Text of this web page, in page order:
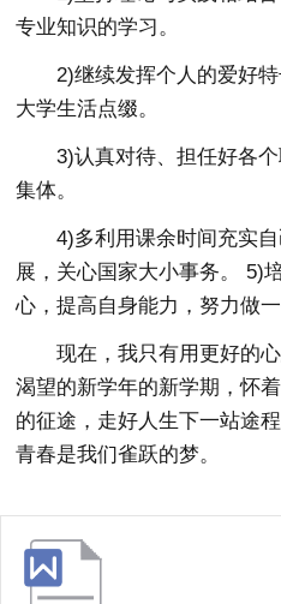
专业知识的学习。
2)继续发挥个人的爱好
大学生活点缀。
3)认真对待、担任好各
集体。
4)多利用课余时间充实
展，关心国家大小事务。 5)
心，提高自身能力，努力做一
现在，我只有用更好的
渴望的新学年的新学期，怀
的征途，走好人生下一站途
青春是我们雀跃的梦。